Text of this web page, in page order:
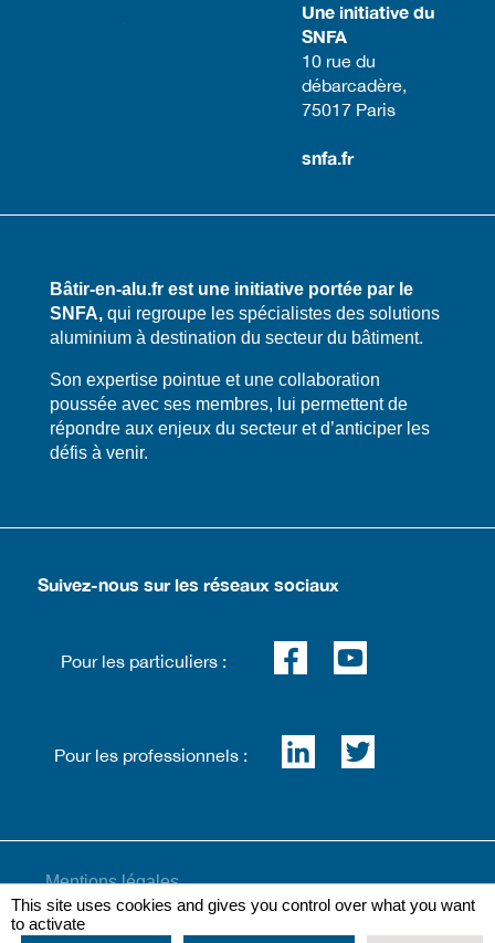
Une initiative du
SNFA
​10 rue du
débarcadère,
75017 Paris​
snfa.fr
Bâtir-en-alu.fr est une initiative portée par le
SNFA,qui regroupe les spécialistes des solutions
aluminium à destination du secteur du bâtiment.
​​Son expertise pointue et une collaboration
poussée avec ses membres, lui permettent de
répondre aux enjeux du secteur et d’anticiper les
défis à venir.
Suivez-nous sur les réseaux sociaux
Pour les particuliers :
Pour les professionnels :
Mentions légales
This site uses cookies and gives you control over what you want
to activate